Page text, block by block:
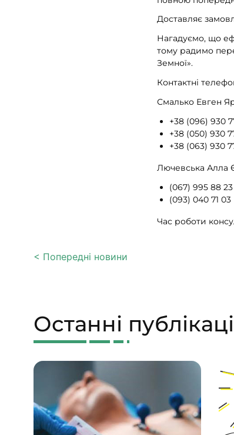
Доставляє
Нагадуємо, що
тому радимо
Земної».
Контактні
Смалько Евген
+38 (096) 930
+38 (050) 930
+38 (063) 930
Лючевська Алла
(067) 995 88 23
(093) 040 71 03
Час роботи
< Попередні новини
Останні